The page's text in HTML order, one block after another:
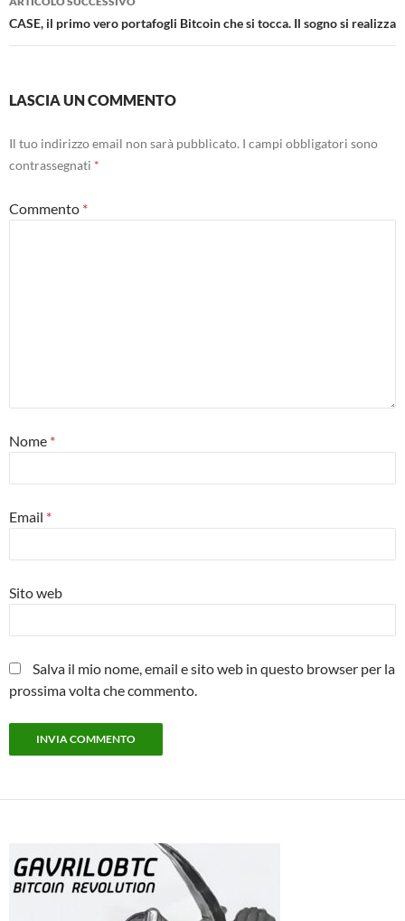
CASE, il primo vero portafogli Bitcoin che si tocca. Il sogno si realizza
LASCIA UN COMMENTO
Il tuo indirizzo email non sarà pubblicato. I campi obbligatori sono
contrassegnati *
Commento *
Nome *
Email *
Sito web
Salva il mio nome, email e sito web in questo browser per la
prossima volta che commento.